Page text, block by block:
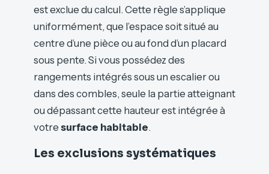
est exclue du calcul. Cette règle s’applique
uniformément, que l’espace soit situé au
centre d’une pièce ou au fond d’un placard
sous pente. Si vous possédez des
rangements intégrés sous un escalier ou
dans des combles, seule la partie atteignant
ou dépassant cette hauteur est intégrée à
votre surface habitable.
Les exclusions systématiques